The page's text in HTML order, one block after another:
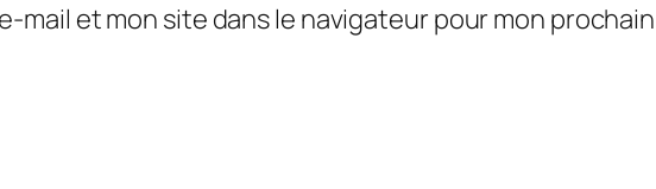
mail et mon site dans le navigateur pour mon